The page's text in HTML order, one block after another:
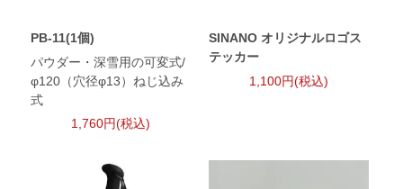
PB-11(1個)
パウダー・深雪用の可変式/
φ120（穴径φ13）ねじ込み
式
1,760円(税込)
SINANO オリジナルロゴス
テッカー
1,100円(税込)